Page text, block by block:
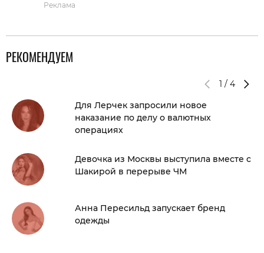
Реклама
РЕКОМЕНДУЕМ
1 / 4
Для Лерчек запросили новое
наказание по делу о валютных
операциях
Девочка из Москвы выступила вместе с
Шакирой в перерыве ЧМ
Анна Пересильд запускает бренд
одежды